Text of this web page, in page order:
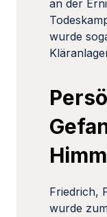
an der
wurde
Friedrich,
wurde